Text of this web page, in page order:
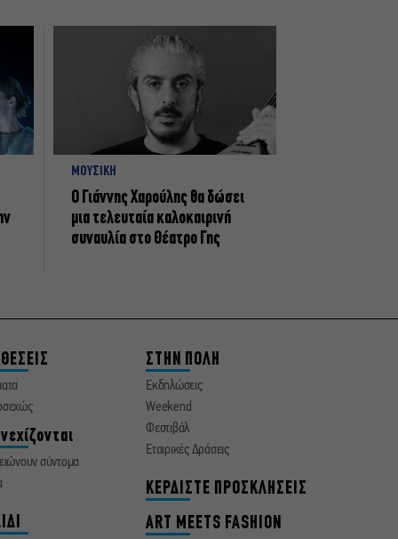
ΜΟΥΣΙΚΗ
Ο Γιάννης Χαρούλης θα δώσει
μια τελευταία καλοκαιρινή
συναυλία στο Θέατρο Γης
σύντομα
ΣΤΗΝ ΠΟΛΗ
Εκδηλώσεις
Weekend
Φεστιβάλ
Εταιρικές Δράσεις
ΚΕΡΔΙΣΤΕ ΠΡΟΣΚΛΗΣΕΙΣ
ART MEETS FASHION